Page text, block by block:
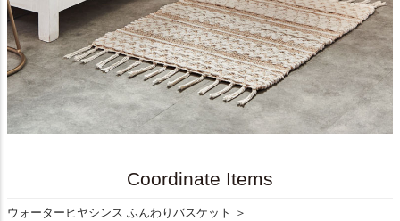
Coordinate Items
ウォーターヒヤシンス ふんわりバスケット ＞